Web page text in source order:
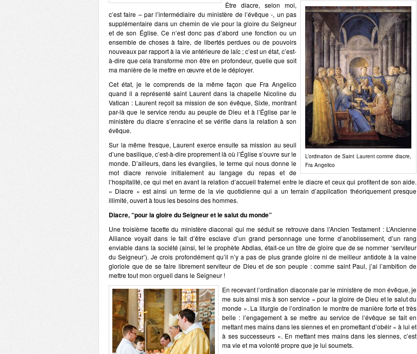
L’ordination de Saint Laurent comme diacre,
Fra Angelico
Être diacre, selon moi,
c’est faire – par l’intermédiaire du ministère de l’évêque -, un pas
supplémentaire dans un chemin de vie pour la gloire du Seigneur
et de son Église. Ce n’est donc pas d’abord une fonction ou un
ensemble de choses à faire, de libertés perdues ou de pouvoirs
nouveaux par rapport à la vie antérieure de laïc ; c’est un état, c’est-
à-dire que cela transforme mon être en profondeur, quelle que soit
ma manière de le mettre en œuvre et de le déployer.
Cet état, je le comprends de la même façon que Fra Angelico
quand il a représenté saint Laurent dans la chapelle Nicoline du
Vatican : Laurent reçoit sa mission de son évêque, Sixte, montrant
par-là que le service rendu au peuple de Dieu et à l’Église par le
ministère du diacre s’enracine et se vérifie dans la relation à son
évêque.
Sur la même fresque, Laurent exerce ensuite sa mission au seuil
d’une basilique, c’est-à-dire proprement là où l’Église s’ouvre sur le
monde. D’ailleurs, dans les évangiles, le terme qui nous donne le
mot diacre renvoie initialement au langage du repas et de
l’hospitalité, ce qui met en avant la relation d’accueil fraternel entre le diacre et ceux qui profitent de son aide.
« Diacre » est ainsi un terme de la vie quotidienne qui a un terrain d’application théoriquement presque
illimité, ouvert à tous les besoins des hommes.
Diacre, “pour la gloire du Seigneur et le salut du monde”
Une troisième facette du ministère diaconal qui me séduit se retrouve dans l’Ancien Testament : L’Ancienne
Alliance voyait dans le fait d’être esclave d’un grand personnage une forme d’anoblissement, d’un rang
enviable dans la société (ainsi, tel le prophète Abdias, était-ce un titre de gloire que de se nommer ‘serviteur
du Seigneur’). Je crois profondément qu’il n’y a pas de plus grande gloire ni de meilleur antidote à la vaine
gloriole que de se faire librement serviteur de Dieu et de son peuple : comme saint Paul, j’ai l’ambition de
mettre tout mon orgueil dans le Seigneur !
En recevant l’ordination diaconale par le ministère de mon évêque, je
me suis ainsi mis à son service « pour la gloire de Dieu et le salut du
monde ». La liturgie de l’ordination le montre de manière forte et très
belle : l’engagement à se mettre au service de l’évêque se fait en
mettant mes mains dans les siennes et en promettant d’obéir « à lui et
à ses successeurs ». En mettant mes mains dans les siennes, c’est
ma vie et ma volonté propre que je lui soumets.